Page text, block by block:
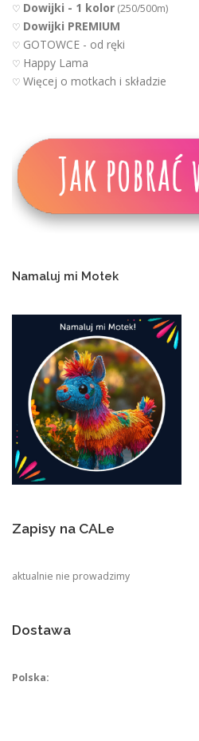
♡ Dowijki - 1 kolor (250/500m)
♡ Dowijki PREMIUM
♡ GOTOWCE - od ręki
♡ Happy Lama
♡ Więcej o motkach i składzie
Namaluj mi Motek
Zapisy na CALe
aktualnie nie prowadzimy
Dostawa
Polska: